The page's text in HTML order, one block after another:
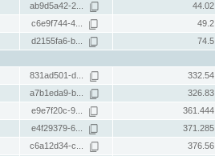
ab9d5a42-2... 44.02
c6e9f744-4... 49.2
d2155fa6-b... 74.5
831ad501-d... 332.54
a7b1eda9-b... 326.83
e9e7f20c-9... 361.444
e4f29379-6... 371.285
c6a12d34-c... 376.56